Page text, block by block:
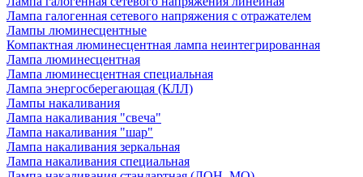
Лампа галогенная сетевого напряжения с отражателем
Лампы люминесцентные
Компактная люминесцентная лампа неинтегрированная
Лампа люминесцентная
Лампа люминесцентная специальная
Лампа энергосберегающая (КЛЛ)
Лампы накаливания
Лампа накаливания "свеча"
Лампа накаливания "шар"
Лампа накаливания зеркальная
Лампа накаливания специальная